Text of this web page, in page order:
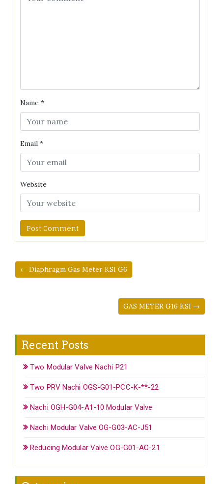
Name *
Email *
Website
← Diaphragm Gas Meter KSI G6
GAS METER G16 KSI →
Recent Posts
Two Modular Valve Nachi P21
Two PRV Nachi OGS-G01-PCC-K-**-22
Nachi OGH-G04-A1-10 Modular Valve
Nachi Modular Valve OG-G03-AC-J51
Reducing Modular Valve OG-G01-AC-21